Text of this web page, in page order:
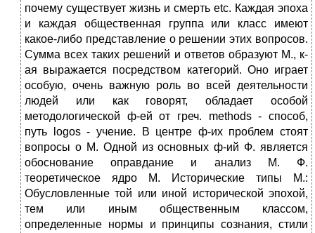
почему существует жизнь и смерть etc. Каждая эпоха
и каждая общественная группа или класс имеют
какое-либо представление о решении этих вопросов.
Сумма всех таких решений и ответов образуют М., к-
ая выражается посредством категорий. Оно играет
особую, очень важную роль во всей деятельности
людей или как говорят, обладает особой
методологической ф-ей от греч. methods - способ,
путь logos - учение. В центре ф-их проблем стоят
вопросы о М. Одной из основных ф-ий Ф. является
обоснование оправдание и анализ М. Ф.
теоретическое ядро М. Исторические типы М.:
Обусловленные той или иной исторической эпохой,
тем или иным общественным классом,
определенные нормы и принципы сознания, стили